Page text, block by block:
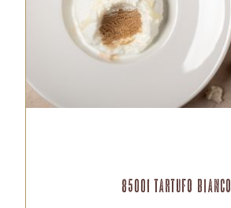
85001 Tartufo Bianco